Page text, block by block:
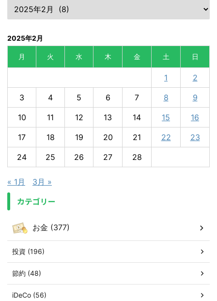
2025年2月
月 火 水 木 金 土 日
1 2
3 4 5 6 7 8 9
10 11 12 13 14 15 16
17 18 19 20 21 22 23
24 25 26 27 28
« 1月 3月 »
カテゴリー
お金 (377)
投資 (196)
節約 (48)
iDeCo (56)